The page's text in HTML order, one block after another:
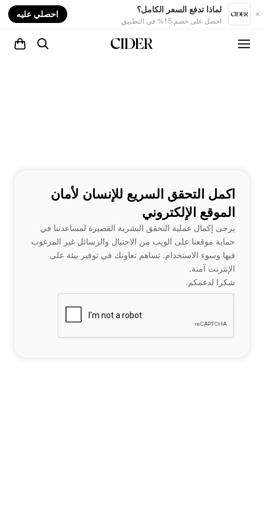
لماذا تدفع السعر الكامل؟
احصل على خصم 15% في التطبيق
احصلي عليه
اكمل التحقق السريع للإنسان لأمان
الموقع الإلكتروني
يرجى إكمال عملية التحقق البشرية القصيرة لمساعدتنا في
حماية موقعنا على الويب من الاحتيال والرسائل غير المرغوب
فيها وسوء الاستخدام. تساهم تعاونك في توفير بيئة على
الإنترنت آمنة.
شكرا لدعمكم.